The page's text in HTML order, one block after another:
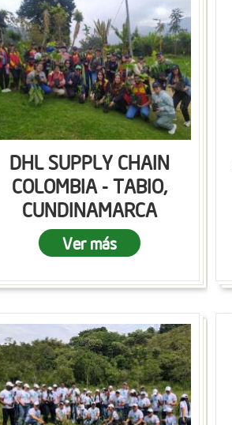
DHL SUPPLY CHAIN
COLOMBIA - TABIO,
CUNDINAMARCA
Ver más